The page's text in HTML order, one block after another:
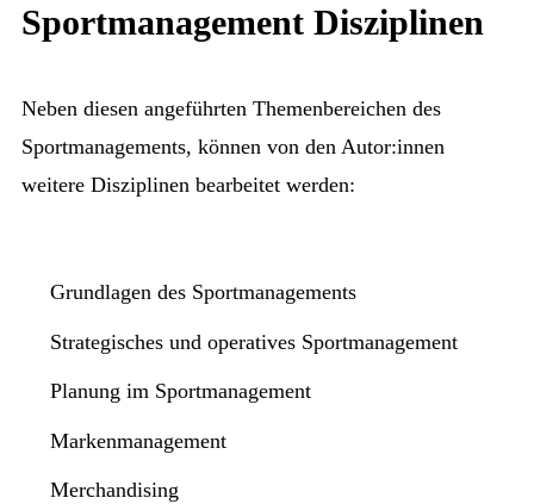
Sportmanagement Disziplinen
Neben diesen angeführten Themenbereichen des
Sportmanagements, können von den Autor:innen
weitere Disziplinen bearbeitet werden:
Grundlagen des Sportmanagements
Strategisches und operatives Sportmanagement
Planung im Sportmanagement
Markenmanagement
Merchandising